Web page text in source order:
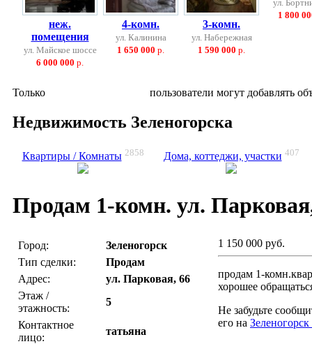
неж.
помещения
ул. Майское шоссе
6 000 000 р.
4-комн.
ул. Калинина
1 650 000 р.
3-комн.
ул. Набережная
1 590 000 р.
ул.
1 800
Только пользователи могут добавлять
Недвижимость Зеленогорска
Квартиры / Комнаты 2858 Дома, коттеджи, участки 407
Продам 1-комн. ул.
Город:
Зеленогорск
Тип сделки:
Продам
Адрес:
ул. Парковая, 66
Этаж /
этажность:
5
Контактное
лицо:
татьяна
1 150 000 руб.
продам 1-
хорошее
Не забудьте
его на